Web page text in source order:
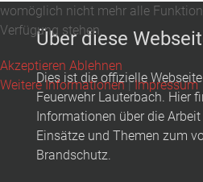
Über diese
Dies ist die offizielle
Feuerwehr Lauterbach. Hier
Informationen über die Arbeit
Einsätze und Themen zum
Brandschutz.
womöglich nicht mehr alle
Verfügung stehen.
Akzeptieren Ablehnen
Weitere Informationen|Impressum